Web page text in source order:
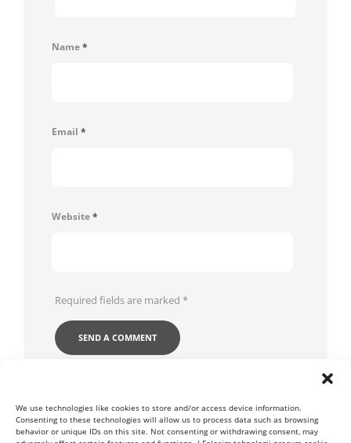
We use technologies like cookies to store and/or access device information.
Consenting to these technologies will allow us to process data such as browsing
behavior or unique IDs on this site. Not consenting or withdrawing consent, may
Name*
Email *
Website*
Required fields are marked *